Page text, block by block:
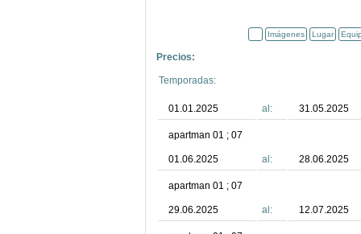
Imágenes Lugar
Precios:
Temporadas:
01.01.2025 al: 31.05.2025
apartman 01 ; 07
01.06.2025 al: 28.06.2025
apartman 01 ; 07
29.06.2025 al: 12.07.2025